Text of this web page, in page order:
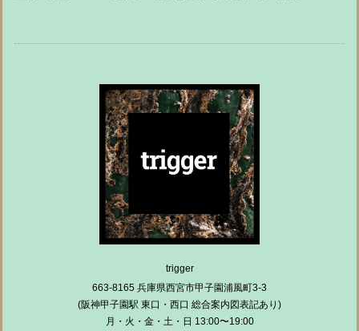
trigger
663-8165 兵庫県西宮市甲子園浦風町3-3
(阪神甲子園駅 東口・西口 総合案内図表記あり)
月・火・金・土・日 13:00〜19:00